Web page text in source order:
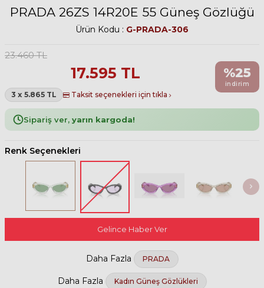
PRADA 26ZS 14R20E 55 Güneş Gözlüğü
Ürün Kodu : G-PRADA-306
23.460TL
17.595 TL
3 x 5.865 TL Taksit seçenekleri için tıkla
%25
indirim
Sipariş ver, yarın kargoda!
Renk Seçenekleri
Gelince Haber Ver
Daha Fazla PRADA
Daha Fazla Kadın Güneş Gözlükleri